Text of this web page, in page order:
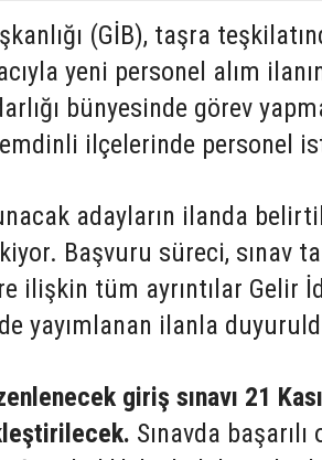
(GİB), taşra
yeni personel alım
bünyesinde görev
ilçelerinde personel
adayların ilanda
Başvuru süreci, sınav
ilişkin tüm ayrıntılar Gelir
yayımlanan ilanla
giriş sınavı 21
Sınavda